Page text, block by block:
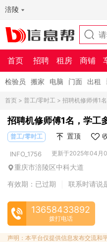
涪陵
首页 招聘 租房 商铺
检验员 搬家 电脑 门面 出租
首页 > 普工/零时工 > 招聘机修师傅1
招聘机修师傅1名，学工
普工/零时工 置顶
INFO_1756 更新于2025年04月
重庆市涪陵区中科大道
有效期：已过期
联系时请说
13658433892
拨打电话
声明：本平台仅提供信息发布交流和